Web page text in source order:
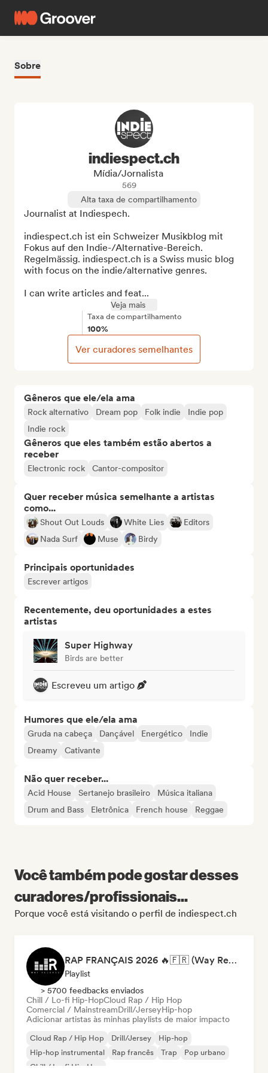
Sobre
Gêneros que ele/ela ama
Rock alternativo Dream pop Folk indie
Indie pop
Indie rock
Gêneros que eles também estão abertos a
receber
Electronic rock Cantor-compositor
Quer receber música semelhante a artistas
como...
Shout Out Louds White Lies
Editors
Nada Surf
Muse Birdy
Principais oportunidades
Escrever artigos
Recentemente, deu oportunidades a estes
artistas
Super Highway
Birds are better
Escreveu um artigo
Humores que ele/ela ama
Gruda na cabeça Dançável Energético
Indie
Dreamy
Cativante
Não quer receber...
Acid House Sertanejo brasileiro
Música italiana
Drum and Bass
Eletrônica French house Reggae
indiespect.ch
Mídia/Jornalista
569
Alta taxa de compartilhamento
Journalist at Indiespech.
indiespect.ch ist ein Schweizer Musikblog mit
Fokus auf den Indie-/Alternative-Bereich.
Regelmässig. indiespect.ch is a Swiss music blog
with focus on the indie/alternative genres.
I can write articles and feat...
Veja mais
Taxa de compartilhamento
100%
Ver curadores semelhantes
Você também pode gostar desses
curadores/profissionais...
Porque você está visitando o perfil de indiespect.ch
RAP FRANÇAIS 2026 🔥🇫🇷 (Way Records)
Playlist
> 5700 feedbacks enviados
Chill / Lo-fi Hip-HopCloud Rap / Hip Hop
Comercial / MainstreamDrill/JerseyHip-hop
Adicionar artistas às minhas playlists de maior impacto
Cloud Rap / Hip Hop Drill/Jersey
Hip-hop
Hip-hop instrumental
Rap francês Trap
Pop urbano
Chill / Lo-fi Hip-Hop